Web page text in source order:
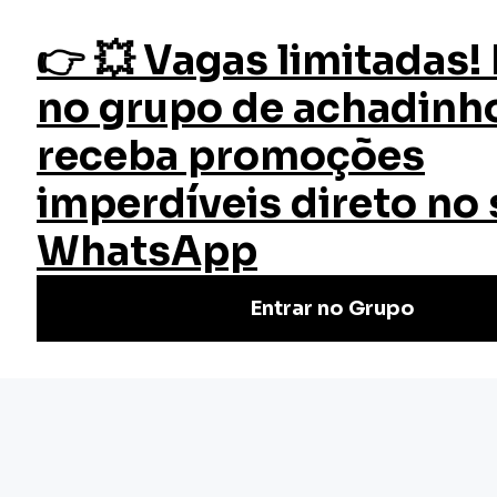
fazer login
Início Cursos Estratégia Empresarial e Negociação
Curso Estratégia Empresarial e
Negociação
nosso curso gratuito, adquira habilidades essenciais para o
sucesso nos negócios. #ewcursos